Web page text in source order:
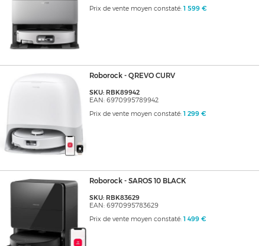
Prix de vente moyen constaté: 1 599 €
Roborock - QREVO CURV
SKU: RBK89942
EAN: 6970995789942
Prix de vente moyen constaté: 1 299 €
Roborock - SAROS 10 BLACK
SKU: RBK83629
EAN: 6970995783629
Prix de vente moyen constaté: 1 499 €